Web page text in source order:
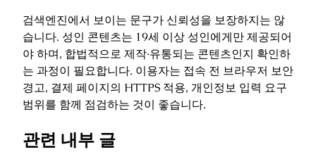
검색엔진에서 보이는 문구가 신뢰성을 보장하지는 않
습니다. 성인 콘텐츠는 19세 이상 성인에게만 제공되어
야 하며, 합법적으로 제작·유통되는 콘텐츠인지 확인하
는 과정이 필요합니다. 이용자는 접속 전 브라우저 보안
경고, 결제 페이지의 HTTPS 적용, 개인정보 입력 요구
범위를 함께 점검하는 것이 좋습니다.
관련 내부 글